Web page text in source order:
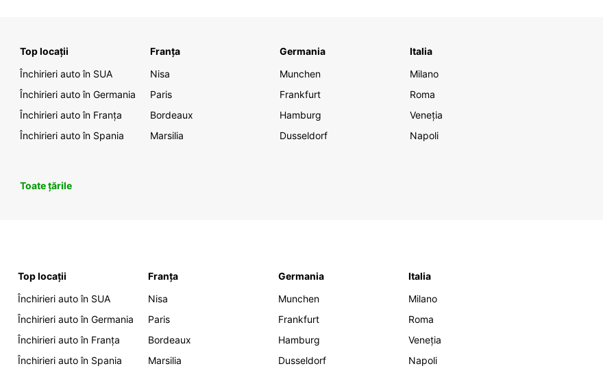
Top locații
Închirieri auto în SUA
Închirieri auto în Germania
Închirieri auto în Franța
Închirieri auto în Spania
Franța
Nisa
Paris
Bordeaux
Marsilia
Germania
Munchen
Frankfurt
Hamburg
Dusseldorf
Italia
Milano
Roma
Veneția
Napoli
Toate țările
Top locații
Închirieri auto în SUA
Închirieri auto în Germania
Închirieri auto în Franța
Închirieri auto în Spania
Franța
Nisa
Paris
Bordeaux
Marsilia
Germania
Munchen
Frankfurt
Hamburg
Dusseldorf
Italia
Milano
Roma
Veneția
Napoli